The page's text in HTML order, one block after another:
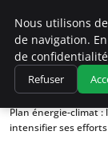
Accueil
Énergies
Plan énergie-climat :
intensifier ses efforts
Nous utilisons
de navigation.
de
Refuser